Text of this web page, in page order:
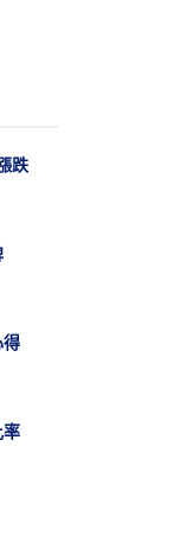
跌
得
率